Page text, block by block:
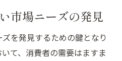
市場ニーズの発見
を発見するための鍵となり
て、消費者の需要はますま